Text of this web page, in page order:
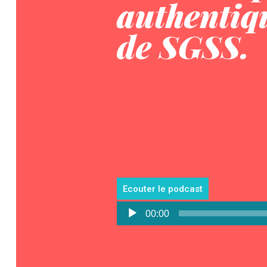
de SGSS.
Ecouter le podcast
Lecteur
audio
00:00